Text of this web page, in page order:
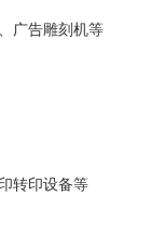
广告雕刻机等
转印设备等